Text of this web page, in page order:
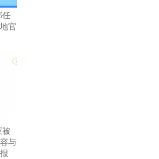
任
官
与